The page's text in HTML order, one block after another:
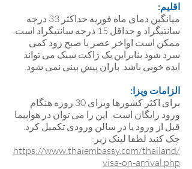
اقلیم:
میانگین دمای ماه فوریه حداکثر 33 درجه
سانتیگراد و حداقل 15 درجه سانتیگراد است.
ممکن است اواخر عصر یا صبح زود کمی
سرد شود بنابراین یک ژاکت سبک می تواند
ایده خوبی باشد. باران پیش بینی نمی شود.
الزامات ویزا:
برای اکثر کشورها ویزای 30 روزه هنگام
ورود رایگان است. این را می توان در هواپیما
قبل از ورود یا در سالن ورودی تکمیل کرد.
چک کنید لطفا لینک زیر:
https://www.thaiembassy.com/thailand/
visa-on-arrival.php